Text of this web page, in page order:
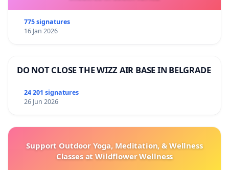
775 signatures
16 Jan 2026
DO NOT CLOSE THE WIZZ AIR BASE IN BELGRADE
24 201 signatures
26 Jun 2026
Support Outdoor Yoga, Meditation, & Wellness
Classes at Wildflower Wellness